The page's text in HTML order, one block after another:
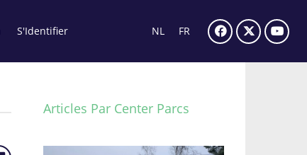
S'Identifier NL FR
Articles Par Center Parcs